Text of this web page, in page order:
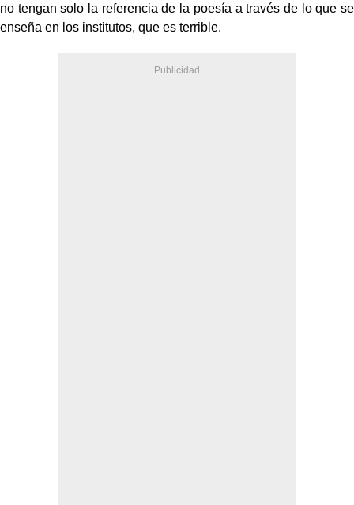
no tengan solo la referencia de la poesía a través de lo que se
enseña en los institutos, que es terrible.